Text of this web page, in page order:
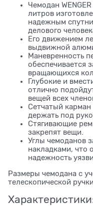
Чемодан
литров
надежным
делового
Его движением
выдвижной
Маневренность
обеспечивается
вращающихся
Глубокие и
отлично
вещей всех
Сетчатый
держать под
Стягивающие
закрепят вещи.
Углы чемоданов
накладками, что
надежность
Размеры чемодана с
телескопической